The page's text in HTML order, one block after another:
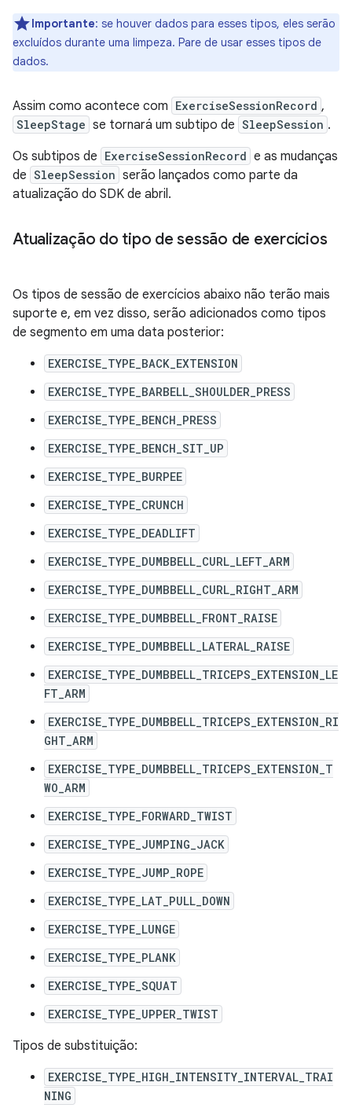
Importante: se houver dados para esses tipos, eles serão
excluídos durante uma limpeza. Pare de usar esses tipos de
dados.
Assim como acontece com ExerciseSessionRecord ,
SleepStage se tornará um subtipo de SleepSession .
Os subtipos de ExerciseSessionRecord e as mudanças
de SleepSession serão lançados como parte da
atualização do SDK de abril.
Atualização do tipo de sessão de exercícios
Os tipos de sessão de exercícios abaixo não terão mais
suporte e, em vez disso, serão adicionados como tipos
de segmento em uma data posterior:
EXERCISE_TYPE_BACK_EXTENSION
EXERCISE_TYPE_BARBELL_SHOULDER_PRESS
EXERCISE_TYPE_BENCH_PRESS
EXERCISE_TYPE_BENCH_SIT_UP
EXERCISE_TYPE_BURPEE
EXERCISE_TYPE_CRUNCH
EXERCISE_TYPE_DEADLIFT
EXERCISE_TYPE_DUMBBELL_CURL_LEFT_ARM
EXERCISE_TYPE_DUMBBELL_CURL_RIGHT_ARM
EXERCISE_TYPE_DUMBBELL_FRONT_RAISE
EXERCISE_TYPE_DUMBBELL_LATERAL_RAISE
EXERCISE_TYPE_DUMBBELL_TRICEPS_EXTENSION_LE
FT_ARM
EXERCISE_TYPE_DUMBBELL_TRICEPS_EXTENSION_RI
GHT_ARM
EXERCISE_TYPE_DUMBBELL_TRICEPS_EXTENSION_T
WO_ARM
EXERCISE_TYPE_FORWARD_TWIST
EXERCISE_TYPE_JUMPING_JACK
EXERCISE_TYPE_JUMP_ROPE
EXERCISE_TYPE_LAT_PULL_DOWN
EXERCISE_TYPE_LUNGE
EXERCISE_TYPE_PLANK
EXERCISE_TYPE_SQUAT
EXERCISE_TYPE_UPPER_TWIST
Tipos de substituição:
EXERCISE_TYPE_HIGH_INTENSITY_INTERVAL_TRAI
NING